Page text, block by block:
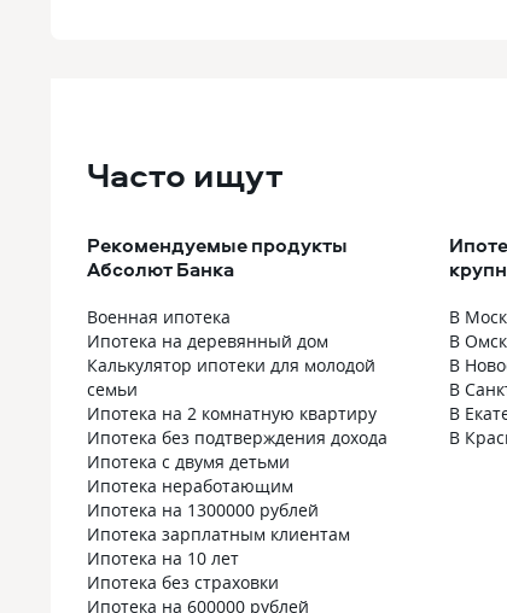
Часто ищут
Рекомендуемые продукты
Абсолют Банка
Военная ипотека
Ипотека на деревянный дом
Калькулятор ипотеки для молодой
семьи
Ипотека на 2 комнатную квартиру
Ипотека без подтверждения дохода
Ипотека с двумя детьми
Ипотека неработающим
Ипотека на 1300000 рублей
Ипотека зарплатным клиентам
Ипотека на 10 лет
Ипотека без страховки
Ипотека на 600000 рублей
В
В
В
В
В
В